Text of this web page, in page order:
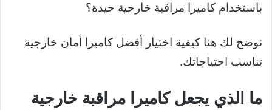
باستخدام كاميرا مراقبة خارجية جيدة؟
نوضح لك هنا كيفية اختيار أفضل كاميرا أمان خارجية
تناسب احتياجاتك.
ما الذي يجعل كاميرا مراقبة خارجية